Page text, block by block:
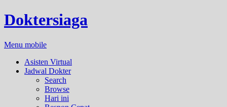
Doktersiaga
Menu mobile
Asisten Virtual
Jadwal Dokter
Search
Browse
Hari ini